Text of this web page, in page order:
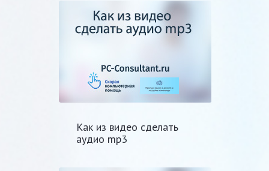
Как из видео сделать
аудио mp3